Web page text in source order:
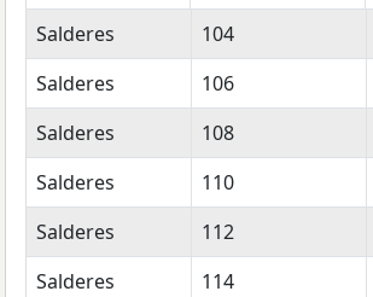
Straatnaam
Huisnummer
Salderes 104
Salderes
106
Salderes
108
Salderes
110
Salderes
112
Salderes
114